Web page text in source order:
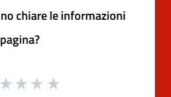
chiare le informazioni